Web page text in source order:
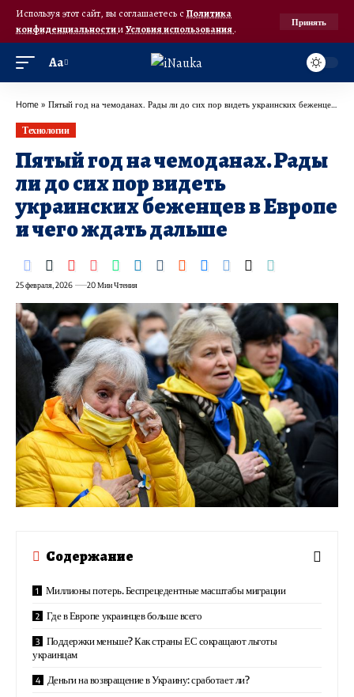
Используя этот сайт, вы соглашаетесь с Политика
конфиденциальностииУсловия использования.
Принять
Аа
Home » Пятый год на чемоданах. Рады ли до сих пор видеть украинских беженцев в Европе и чего ждать дальше
Технологии
Пятый год на чемоданах. Рады
ли до сих пор видеть
украинских беженцев в Европе
и чего ждать дальше
25 февраля, 2026 20 Мин Чтения
Содержание
Миллионы потерь. Беспрецедентные масштабы миграции
Где в Европе украинцев больше всего
Поддержки меньше? Как страны ЕС сокращают льготы
украинцам
Деньги на возвращение в Украину: сработает ли?